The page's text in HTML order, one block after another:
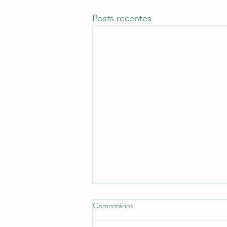
Posts recentes
Consórcio Piemonte participa do
Comentários